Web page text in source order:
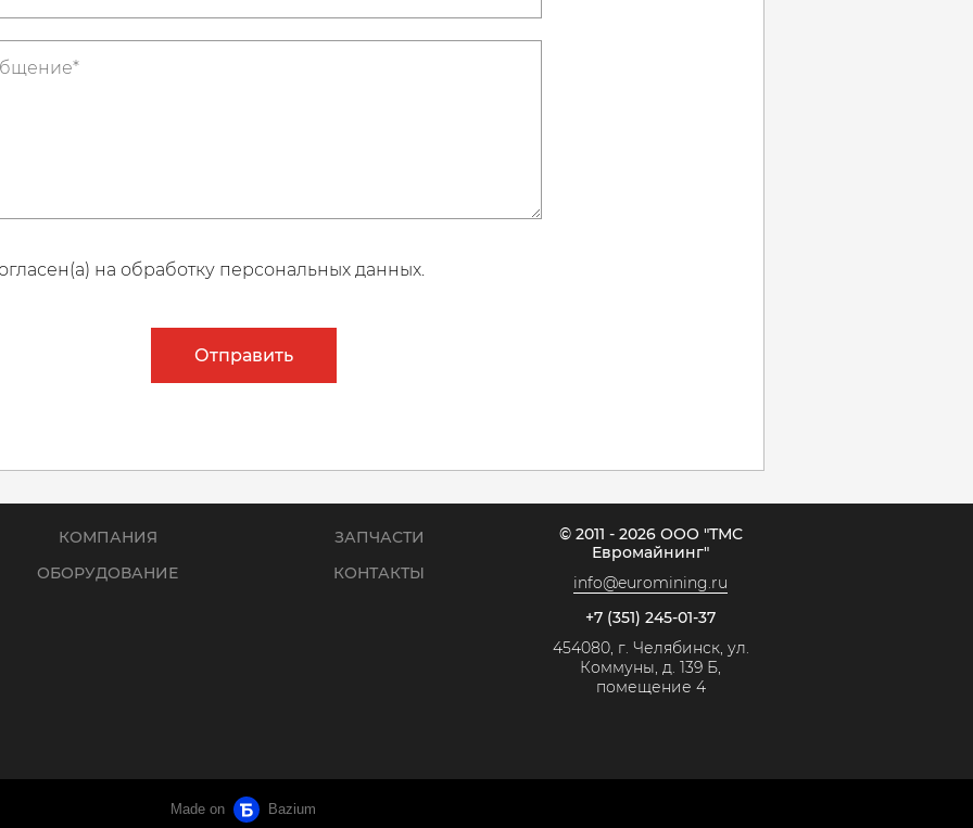
на обработку персональных данных.
Отправить
КОМПАНИЯ
ОБОРУДОВАНИЕ
ЗАПЧАСТИ
КОНТАКТЫ
© 2011 - 2026 ООО "ТМС
Евромайнинг"
info@euromining.ru
+7 (351) 245-01-37
454080, г. Челябинск, ул.
Коммуны, д. 139 Б,
помещение 4
Made on Bazium